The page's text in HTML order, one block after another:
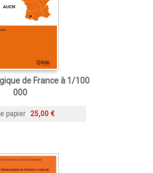
de France à 1/100
000
papier 25,00 €